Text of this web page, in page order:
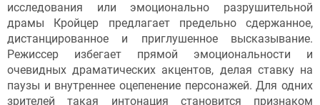
исследования или эмоционально разрушительной
драмы Кройцер предлагает предельно сдержанное,
дистанцированное и приглушенное высказывание.
Режиссер избегает прямой эмоциональности и
очевидных драматических акцентов, делая ставку на
паузы и внутреннее оцепенение персонажей. Для одних
зрителей такая интонация становится признаком